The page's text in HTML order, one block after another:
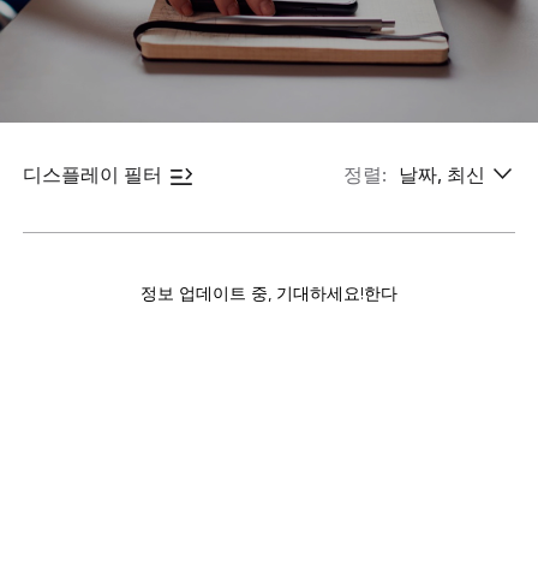
디스플레이 필터 정렬: 날짜, 최신
정보 업데이트 중, 기대하세요!한다